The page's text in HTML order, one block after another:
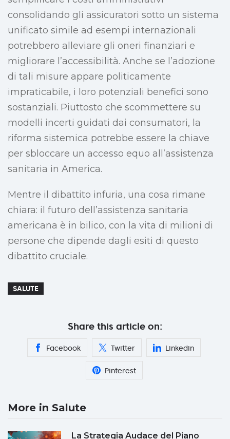
consolidando gli assicuratori sotto un sistema
unificato simile ad esempi internazionali
potrebbero alleviare gli oneri finanziari e
migliorare l’accessibilità. Anche se l’adozione
di tali misure appare politicamente
impraticabile, i loro potenziali benefici sono
sostanziali. Piuttosto che scommettere su
modelli incerti guidati dai consumatori, la
riforma sistemica potrebbe essere la chiave
per sbloccare un accesso equo all’assistenza
sanitaria in America.
Mentre il dibattito infuria, una cosa rimane
chiara: il futuro dell’assistenza sanitaria
americana è in bilico, con la vita di milioni di
persone che dipende dagli esiti di questo
dibattito cruciale.
SALUTE
Share this article on:
Facebook Twitter Linkedin
Pinterest
More in Salute
La Strategia Audace del Piano